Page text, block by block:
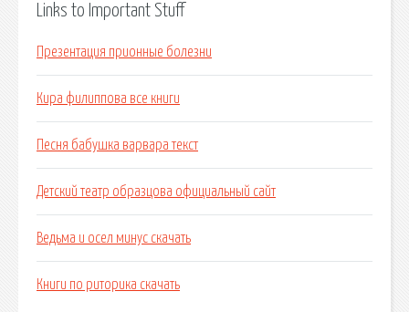
Links to Important Stuff
Презентация прионные болезни
Кира филиппова все книги
Песня бабушка варвара текст
Детский театр образцова официальный сайт
Ведьма и осел минус скачать
Книги по риторика скачать